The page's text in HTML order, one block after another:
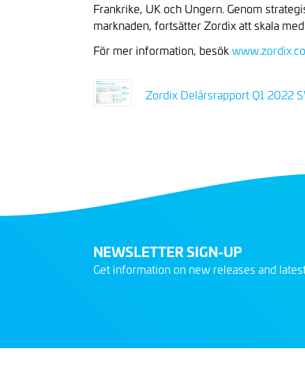
Frankrike, UK och Ungern. Genom
marknaden, fortsätter Zordix att skala
För mer information, besök
Zordix Delårsrapport Q1 2022
NEWSLETTER SIGN-UP
Get information on new releases and